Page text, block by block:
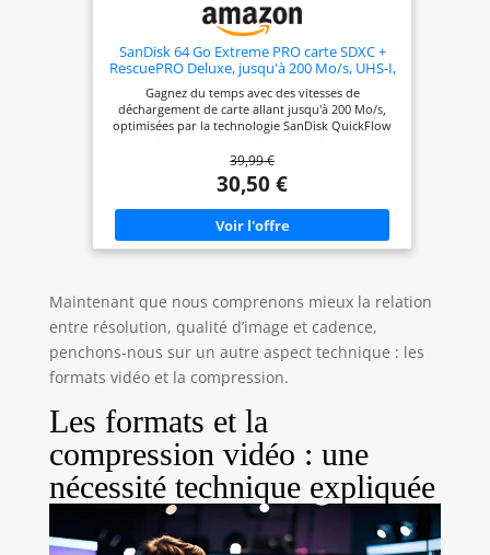
SanDisk 64 Go Extreme PRO carte SDXC +
RescuePRO Deluxe, jusqu'à 200 Mo/s, UHS-I,
Classe 10, U3, V30
Gagnez du temps avec des vitesses de
déchargement de carte allant jusqu'à 200 Mo/s,
optimisées par la technologie SanDisk QuickFlow
READER SD et la carte microSD afin d'atteindre des
vitesses maximales (cartes vendues séparément)
Vitesses de capture allant jusqu'à 90 Mo/s Parfaite
pour la réalisation de vidéos UHD 4K et une
photographie en mode rafale séquentielle
Enregistrez des vidéos ininterrompues avec une
Classe de vitesse UHS 3 (U3) et une Classe de
extrêmes, à l'eau, aux chocs et aux rayons X
Vitesses de capture allant jusqu'à 140 Mo/s
39,99 €
30,50 €
Maintenant que nous comprenons mieux la relation
entre résolution, qualité d’image et cadence,
penchons-nous sur un autre aspect technique : les
formats vidéo et la compression.
Les formats et la
compression vidéo : une
nécessité technique expliquée